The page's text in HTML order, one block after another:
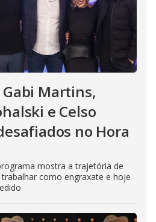
Martins,
e Celso
no Hora
mostra a trajetória de
como engraxate e hoje